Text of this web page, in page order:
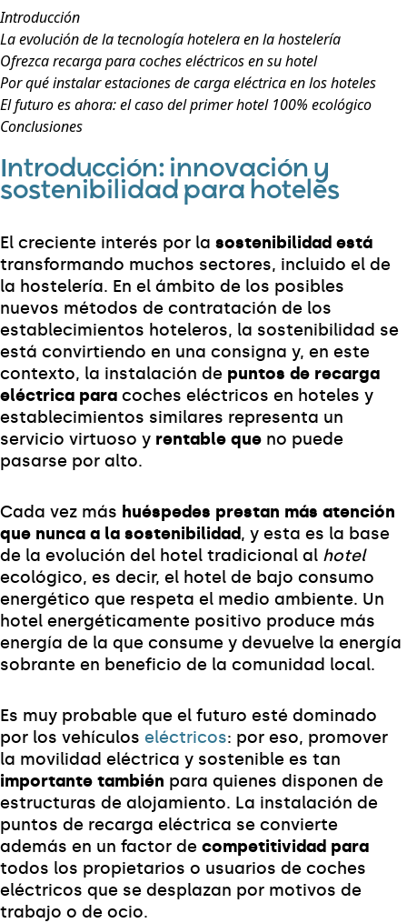
Introducción
La evolución de la tecnología hotelera en la hostelería
Ofrezca recarga para coches eléctricos en su hotel
Por qué instalar estaciones de carga eléctrica en los hoteles
El futuro es ahora: el caso del primer hotel 100% ecológico
Conclusiones
Introducción: innovación y
sostenibilidad para hoteles
El creciente interés por la sostenibilidad está
transformando muchos sectores, incluido el de
la hostelería. En el ámbito de los posibles
nuevos métodos de contratación de los
establecimientos hoteleros, la sostenibilidad se
está convirtiendo en una consigna y, en este
contexto, la instalación de puntos de recarga
eléctrica para coches eléctricos en hoteles y
establecimientos similares representa un
servicio virtuoso y rentable que no puede
pasarse por alto.
Cada vez más huéspedes prestan más atención
que nunca a la sostenibilidad, y esta es la base
de la evolución del hotel tradicional al hotel
ecológico, es decir, el hotel de bajo consumo
energético que respeta el medio ambiente. Un
hotel energéticamente positivo produce más
energía de la que consume y devuelve la energía
sobrante en beneficio de la comunidad local.
Es muy probable que el futuro esté dominado
por los vehículos eléctricos: por eso, promover
la movilidad eléctrica y sostenible es tan
importante también para quienes disponen de
estructuras de alojamiento. La instalación de
puntos de recarga eléctrica se convierte
además en un factor de competitividad para
todos los propietarios o usuarios de coches
eléctricos que se desplazan por motivos de
trabajo o de ocio.